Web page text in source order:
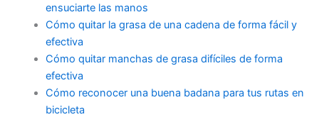
ensuciarte las manos
Cómo quitar la grasa de una cadena de forma fácil y
efectiva
Cómo quitar manchas de grasa difíciles de forma
efectiva
Cómo reconocer una buena badana para tus rutas en
bicicleta